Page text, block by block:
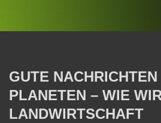
GUTE NACHRICHTEN
PLANETEN – WIE WIR
LANDWIRTSCHAFT